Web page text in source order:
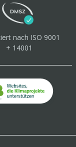
nach ISO 9001
+ 14001